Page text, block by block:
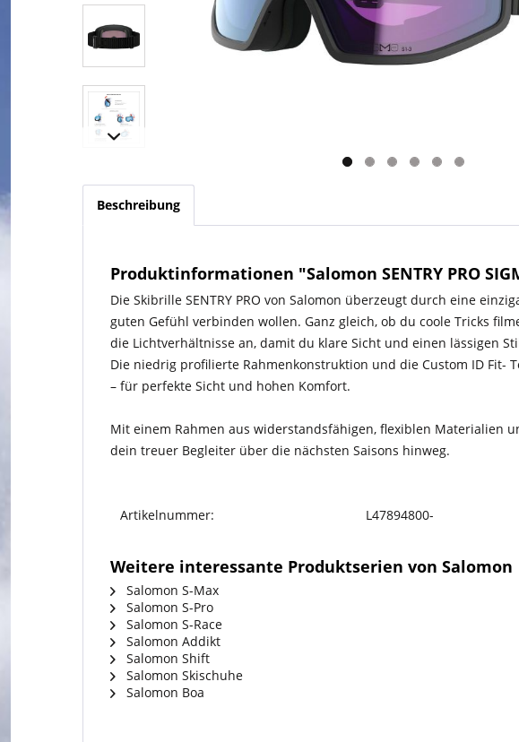
Beschreibung
Produktinformationen "Salomon SENTRY PRO
Die Skibrille SENTRY PRO von Salomon überzeugt durch eine
guten Gefühl verbinden wollen. Ganz gleich, ob du coole Tricks
die Lichtverhältnisse an, damit du klare Sicht und einen lässigen
Die niedrig profilierte Rahmenkonstruktion und die Custom ID Fit-
– für perfekte Sicht und hohen Komfort.
Mit einem Rahmen aus widerstandsfähigen, flexiblen Materialien
dein treuer Begleiter über die nächsten Saisons hinweg.
Artikelnummer: L47894800-
Weitere interessante Produktserien von Salomon
Salomon S-Max
Salomon S-Pro
Salomon S-Race
Salomon Addikt
Salomon Shift
Salomon Skischuhe
Salomon Boa